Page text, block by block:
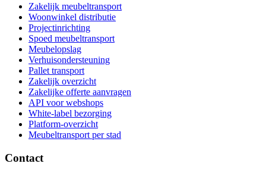
Zakelijk meubeltransport
Woonwinkel distributie
Projectinrichting
Spoed meubeltransport
Meubelopslag
Verhuisondersteuning
Pallet transport
Zakelijk overzicht
Zakelijke offerte aanvragen
API voor webshops
White-label bezorging
Platform-overzicht
Meubeltransport per stad
Contact